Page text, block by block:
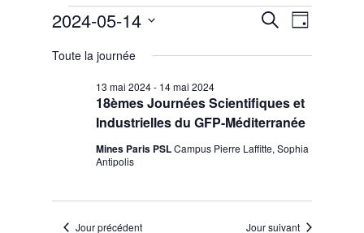
Évènements
14
2024
Recherche
navigation
vues
Recherche
de
vues
Jour
2024-05-14
une
Toute la journée
18èmes Journées Scientifiques et
Industrielles du GFP-Méditerranée
13 mai 2024- 14 mai 2024
Mines Paris PSLCampus Pierre Laffitte, Sophia
Antipolis
Jour précédent Jour suivant